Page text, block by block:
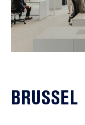
BRUSSEL